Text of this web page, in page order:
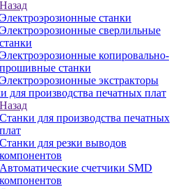
Назад
Электроэрозионные станки
Электроэрозионные сверлильные
станки
Электроэрозионные копировально-
прошивные станки
Электроэрозионные экстракторы
для производства печатных плат
Назад
Станки для производства печатных
плат
Станки для резки выводов
компонентов
Автоматические счетчики SMD
компонентов